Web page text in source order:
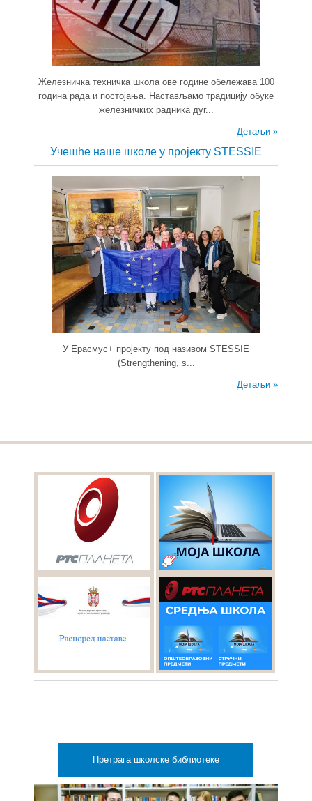
Железничка техничка школа ове године обележава 100
година рада и постојања. Настављамо традицију обуке
железничких радника дуг...
Детаљи »
Учешће наше школе у пројекту STESSIE
У Ерасмус+ пројекту под називом STESSIE
(Strengthening, s...
Детаљи »
Претрага школске библиотеке